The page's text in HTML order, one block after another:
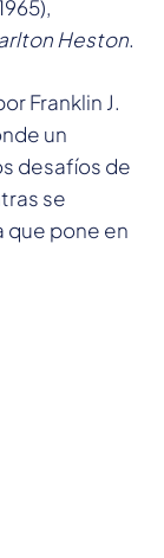
Heston.
Franklin J.
un
desafíos de
se
que pone en